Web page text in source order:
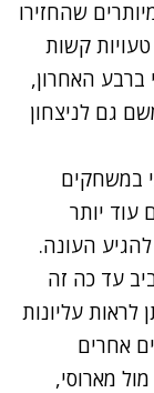
שהחזירו
קשות
ברבע האחרון,
גם לניצחון
במשחקים
יותר
עד כה זה
עליונות
אחרים
מארוסי,